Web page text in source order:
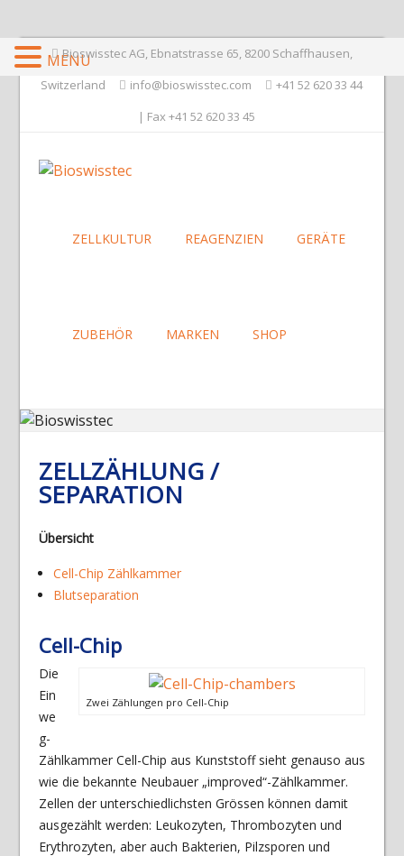
Bioswisstec AG, Ebnatstrasse 65, 8200 Schaffhausen,
Switzerland
info@bioswisstec.com
+41 52 620 33 44
| Fax +41 52 620 33 45
ZELLKULTUR REAGENZIEN GERÄTE
ZUBEHÖR MARKEN SHOP
ZELLZÄHLUNG /
SEPARATION
Übersicht
Cell-Chip Zählkammer
Blutseparation
Cell-Chip
Zwei Zählungen pro Cell-Chip
Die
Ein
we
g-
Zählkammer Cell-Chip aus Kunststoff sieht genauso aus
wie die bekannte Neubauer „improved“-Zählkammer.
Zellen der unterschiedlichsten Grössen können damit
ausgezählt werden: Leukozyten, Thrombozyten und
Erythrozyten, aber auch Bakterien, Pilzsporen und
MENU